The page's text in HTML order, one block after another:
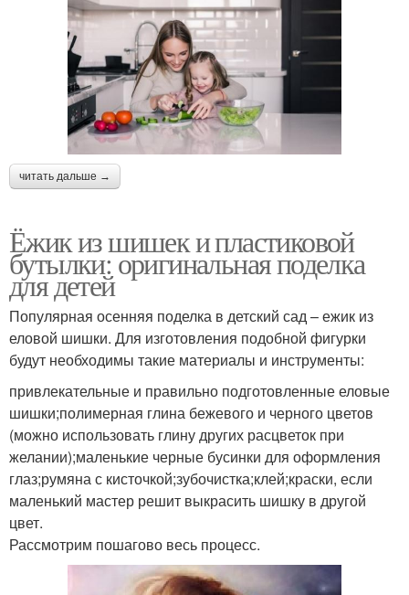
читать дальше →
Ёжик из шишек и пластиковой
бутылки: оригинальная поделка
для детей
Популярная осенняя поделка в детский сад – ежик из
еловой шишки. Для изготовления подобной фигурки
будут необходимы такие материалы и инструменты:
привлекательные и правильно подготовленные еловые
шишки;полимерная глина бежевого и черного цветов
(можно использовать глину других расцветок при
желании);маленькие черные бусинки для оформления
глаз;румяна с кисточкой;зубочистка;клей;краски, если
маленький мастер решит выкрасить шишку в другой
цвет.
Рассмотрим пошагово весь процесс.